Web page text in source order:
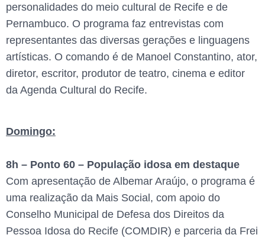
personalidades do meio cultural de Recife e de
Pernambuco. O programa faz entrevistas com
representantes das diversas gerações e linguagens
artísticas. O comando é de Manoel Constantino, ator,
diretor, escritor, produtor de teatro, cinema e editor
da Agenda Cultural do Recife.
Domingo:
8h – Ponto 60 – População idosa em destaque
Com apresentação de Albemar Araújo, o programa é
uma realização da Mais Social, com apoio do
Conselho Municipal de Defesa dos Direitos da
Pessoa Idosa do Recife (COMDIR) e parceria da Frei